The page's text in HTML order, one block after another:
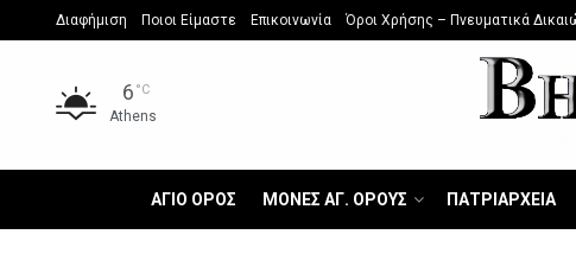
Διαφήμιση Ποιοι Είμαστε Επικοινωνία Όροι Χρήσης – Πνευματικά
6 °C
Athens
ΑΓΙΟ ΟΡΟΣ ΜΟΝΕΣ ΑΓ. ΟΡΟΥΣ ΠΑΤΡΙΑΡΧΕΙΑ